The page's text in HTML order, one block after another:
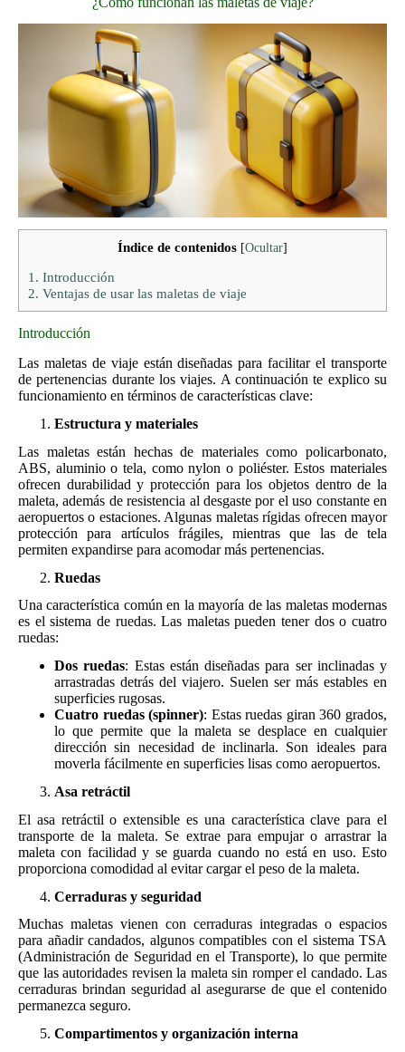
Índice de contenidos [Ocultar]
1. Introducción
2. Ventajas de usar las maletas de viaje
Introducción
Las maletas de viaje están diseñadas para facilitar el transporte
de pertenencias durante los viajes. A continuación te explico su
funcionamiento en términos de características clave:
Estructura y materiales
Las maletas están hechas de materiales como policarbonato,
ABS, aluminio o tela, como nylon o poliéster. Estos materiales
ofrecen durabilidad y protección para los objetos dentro de la
maleta, además de resistencia al desgaste por el uso constante en
aeropuertos o estaciones. Algunas maletas rígidas ofrecen mayor
protección para artículos frágiles, mientras que las de tela
permiten expandirse para acomodar más pertenencias.
Ruedas
Una característica común en la mayoría de las maletas modernas
es el sistema de ruedas. Las maletas pueden tener dos o cuatro
ruedas:
Dos ruedas: Estas están diseñadas para ser inclinadas y
arrastradas detrás del viajero. Suelen ser más estables en
superficies rugosas.
Cuatro ruedas (spinner): Estas ruedas giran 360 grados,
lo que permite que la maleta se desplace en cualquier
dirección sin necesidad de inclinarla. Son ideales para
moverla fácilmente en superficies lisas como aeropuertos.
Asa retráctil
El asa retráctil o extensible es una característica clave para el
transporte de la maleta. Se extrae para empujar o arrastrar la
maleta con facilidad y se guarda cuando no está en uso. Esto
proporciona comodidad al evitar cargar el peso de la maleta.
Cerraduras y seguridad
Muchas maletas vienen con cerraduras integradas o espacios
para añadir candados, algunos compatibles con el sistema TSA
(Administración de Seguridad en el Transporte), lo que permite
que las autoridades revisen la maleta sin romper el candado. Las
cerraduras brindan seguridad al asegurarse de que el contenido
permanezca seguro.
Compartimentos y organización interna